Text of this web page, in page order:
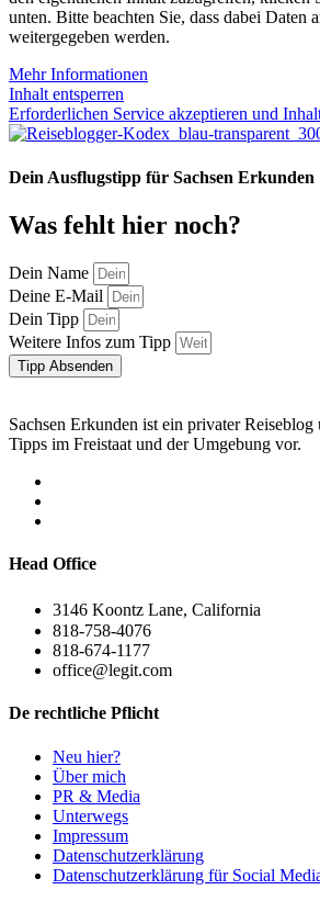
unten. Bitte beachten Sie, dass dabei Daten
weitergegeben werden.
Mehr Informationen
Inhalt entsperren
Erforderlichen Service akzeptieren und
Dein Ausflugstipp für Sachsen Erkunden
Was fehlt hier noch?
Dein Name
Deine E-Mail
Dein Tipp
Weitere Infos zum Tipp
Tipp Absenden
Sachsen Erkunden ist ein privater Reiseblog
Tipps im Freistaat und der Umgebung vor.
Head Office
3146 Koontz Lane, California
818-758-4076
818-674-1177
office@legit.com
De rechtliche Pflicht
Neu hier?
Über mich
PR & Media
Unterwegs
Impressum
Datenschutzerklärung
Datenschutzerklärung für Social